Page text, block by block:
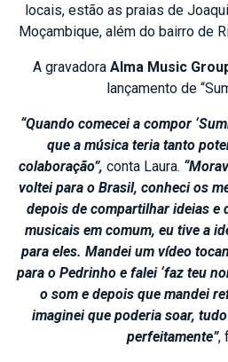
locais, estão as praias de
Moçambique, além do bairro de
A gravadora Alma Music
lançamento de
“Quando comecei a compor
que a música teria tanto
colaboração”, conta Laura.
voltei para o Brasil, conheci os
depois de compartilhar ideias
musicais em comum, eu tive a
para eles. Mandei um vídeo
para o Pedrinho e falei ‘faz teu
o som e depois que mandei
imaginei que poderia soar,
perfeitamente”,